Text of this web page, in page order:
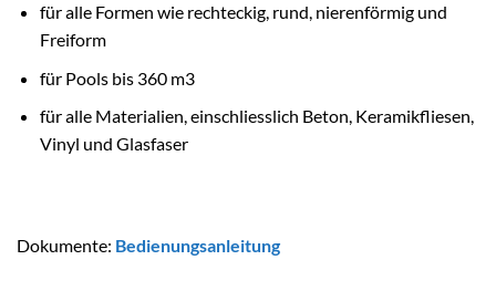
für alle Formen wie rechteckig, rund, nierenförmig und
Freiform
für Pools bis 360 m3
für alle Materialien, einschliesslich Beton, Keramikfliesen,
Vinyl und Glasfaser
Dokumente: Bedienungsanleitung